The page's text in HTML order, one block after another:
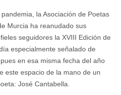
la Asociación de Poetas
Murcia ha reanudado sus
seguidores la XVIII Edición de
especialmente señalado de
en esa misma fecha del año
este espacio de la mano de un
José Cantabella.